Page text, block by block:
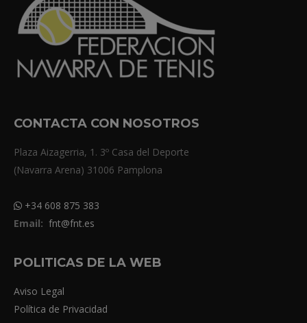
CONTACTA CON NOSOTROS
Plaza Aizagerria, 1. 3º Casa del Deporte
(Navarra Arena) 31006 Pamplona
+34 608 875 383
Email: fnt@fnt.es
POLITICAS DE LA WEB
Aviso Legal
Política de Privacidad